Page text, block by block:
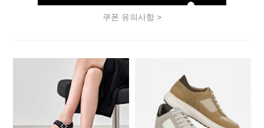
쿠폰 유의사항 >